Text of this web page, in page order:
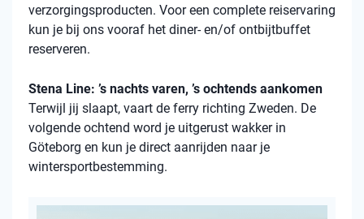
verzorgingsproducten. Voor een complete reiservaring
kun je bij ons vooraf het diner- en/of ontbijtbuffet
reserveren.
Stena Line: ’s nachts varen, ’s ochtends aankomen
Terwijl jij slaapt, vaart de ferry richting Zweden. De
volgende ochtend word je uitgerust wakker in
Göteborg en kun je direct aanrijden naar je
wintersportbestemming.